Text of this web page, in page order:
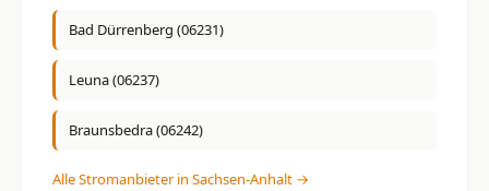
Bad Dürrenberg (06231)
Leuna (06237)
Braunsbedra (06242)
Alle Stromanbieter in Sachsen-Anhalt →